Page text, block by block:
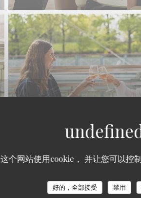
这个网站使用cookie， 并让您可以控
好的，全部接受 禁用